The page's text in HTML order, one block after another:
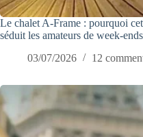
Le chalet A-Frame : pourquoi
séduit les amateurs de week-
03/07/2026
12